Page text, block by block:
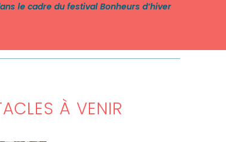
le cadre du festival Bonheurs d’hiver
À VENIR